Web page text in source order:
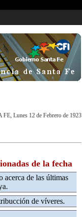
FE, Lunes 12 de Febrero de 1923
de la fecha
acerca de las últimas
de víveres.